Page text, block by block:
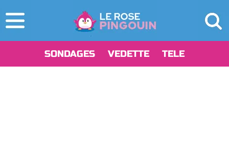
SONDAGES VEDETTE TELE